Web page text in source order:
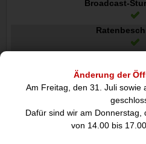
Änderung der
Am Freitag, den 31. Juli sowie
Dafür sind wir am Donnerstag,
von 14.00 bis
Broadcast-
Head-of-Line
Ethernet LAN